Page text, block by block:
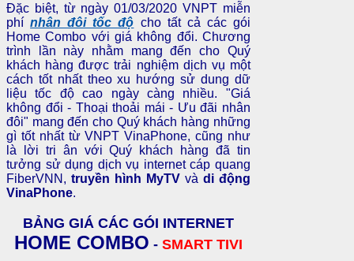
Đặc biệt, từ ngày 01/03/2020 VNPT miễn
phínhân đôi tốc độ cho tất cả các gói
Home Combo với giá không đổi. Chương
trình lần này nhằm mang đến cho Quý
khách hàng được trải nghiệm dịch vụ một
cách tốt nhất theo xu hướng sử dung dữ
liệu tốc độ cao ngày càng nhiều. "Giá
không đổi - Thoại thoải mái - Ưu đãi nhân
đôi" mang đến cho Quý khách hàng những
gì tốt nhất từ VNPT VinaPhone, cũng như
là lời tri ân với Quý khách hàng đã tin
tưởng sử dụng dịch vụ internet cáp quang
FiberVNN, truyền hình MyTVvà di động
VinaPhone.
BẢNG GIÁ CÁC GÓI INTERNET
HOME COMBO - SMART TIVI